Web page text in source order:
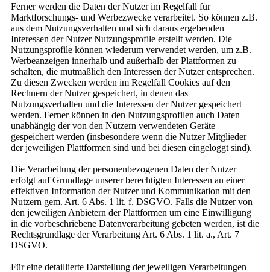
Ferner werden die Daten der Nutzer im Regelfall für
Marktforschungs- und Werbezwecke verarbeitet. So können z.B.
aus dem Nutzungsverhalten und sich daraus ergebenden
Interessen der Nutzer Nutzungsprofile erstellt werden. Die
Nutzungsprofile können wiederum verwendet werden, um z.B.
Werbeanzeigen innerhalb und außerhalb der Plattformen zu
schalten, die mutmaßlich den Interessen der Nutzer entsprechen.
Zu diesen Zwecken werden im Regelfall Cookies auf den
Rechnern der Nutzer gespeichert, in denen das
Nutzungsverhalten und die Interessen der Nutzer gespeichert
werden. Ferner können in den Nutzungsprofilen auch Daten
unabhängig der von den Nutzern verwendeten Geräte
gespeichert werden (insbesondere wenn die Nutzer Mitglieder
der jeweiligen Plattformen sind und bei diesen eingeloggt sind).
Die Verarbeitung der personenbezogenen Daten der Nutzer
erfolgt auf Grundlage unserer berechtigten Interessen an einer
effektiven Information der Nutzer und Kommunikation mit den
Nutzern gem. Art. 6 Abs. 1 lit. f. DSGVO. Falls die Nutzer von
den jeweiligen Anbietern der Plattformen um eine Einwilligung
in die vorbeschriebene Datenverarbeitung gebeten werden, ist die
Rechtsgrundlage der Verarbeitung Art. 6 Abs. 1 lit. a., Art. 7
DSGVO.
Für eine detaillierte Darstellung der jeweiligen Verarbeitungen